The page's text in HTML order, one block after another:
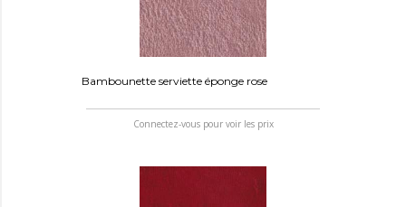
Bambounette serviette éponge rose
Connectez-vous pour voir les prix